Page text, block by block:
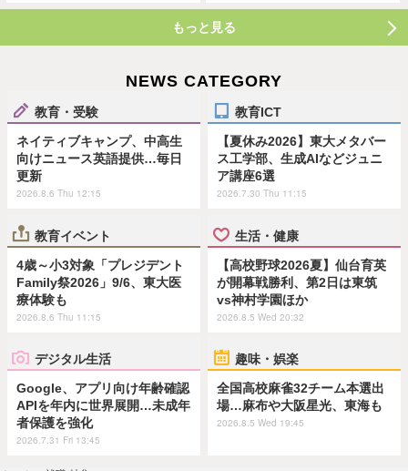
もっと見る
NEWS CATEGORY
教育・受験
ネイティブキャンプ、中高生
向けニュース英語提供…毎日
更新
2026.8.6 Thu 12:15
教育ICT
【夏休み2026】東大メタバー
ス工学部、生成AIなどジュニ
ア講座6選
2026.7.30 Thu 11:15
教育イベント
4歳～小3対象「プレジデント
Family祭2026」9/6、東大医
療体験も
2026.8.6 Thu 11:15
生活・健康
【高校野球2026夏】仙台育英
が開幕戦勝利、第2日は東筑
vs神村学園ほか
2026.8.5 Wed 20:32
デジタル生活
Google、アプリ向け年齢確認
APIを年内に世界展開…未成年
者保護を強化
2026.7.31 Fri 13:45
趣味・娯楽
全国高校麻雀32チーム本選出
場…麻布や大阪星光、東海も
2026.8.5 Wed 19:45